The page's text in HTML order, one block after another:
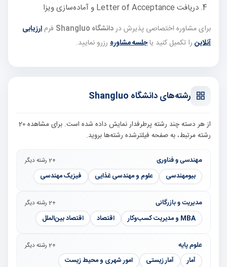
دریافت Letter of Acceptance و آماده‌سازی ویزا
برای مشاوره اختصاصی پذیرش دردانشگاه Shangluo فرم ارزیابی
آنلاین را تکمیل کنید یاجلسه مشاوره رزرو نمایید.
رشته‌های دانشگاه Shangluo
از هر دسته چند رشته پرطرفدار نمایش داده شده است. برای مشاهده 20
رشته مرتبط، به صفحه فیلترشده رشته‌ها بروید.
مهندسی و فناوری +2 رشته دیگر
بیومهندسی علوم و مهندسی غذایی فیزیک مهندسی
مدیریت و بازرگانی +2 رشته دیگر
MBA و مدیریت کسب‌وکار اقتصاد اقتصاد بین‌الملل
علوم پایه +2 رشته دیگر
آمار آمار زیستی امور شهری و محیط زیست